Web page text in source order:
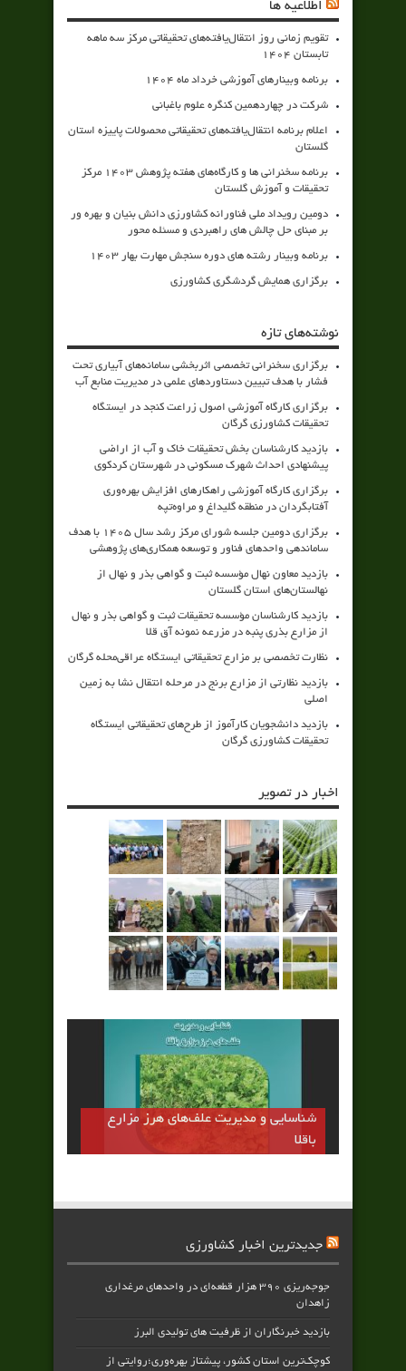
اطلاعیه ها
تقویم زمانی روز انتقال‌یافته‌های تحقیقاتی مرکز سه ماهه
تابستان 1404
برنامه وبینارهای آموزشی خرداد ماه 1404
شرکت در چهاردهمین کنگره علوم باغبانی
اعلام برنامه انتقال‌یافته‌های تحقیقاتی محصولات پاییزه استان
گلستان
برنامه سخنرانی ها و کارگاه‌های هفته پژوهش 1403 مرکز
تحقیقات و آموزش گلستان
دومین رویداد ملی فناورانه کشاورزی دانش بنیان و بهره ور
بر مبنای حل چالش های راهبردی و مسئله محور
برنامه وبینار رشته های دوره سنجش مهارت بهار 1403
برگزاری همایش گردشگری کشاورزی
نوشته‌های تازه
برگزاری سخنرانی تخصصی اثربخشی سامانه‌های آبیاری تحت
فشار با هدف تبیین دستاوردهای علمی در مدیریت منابع آب
برگزاری کارگاه آموزشی اصول زراعت کنجد در ایستگاه
تحقیقات کشاورزی گرگان
بازدید کارشناسان بخش تحقیقات خاک و آب از اراضی
پیشنهادی احداث شهرک مسکونی در شهرستان کردکوی
برگزاری کارگاه آموزشی راهکارهای افزایش بهره‌وری
آفتابگردان در منطقه گلیداغ و مراوه‌تپه
برگزاری دومین جلسه شورای مرکز رشد سال ۱۴۰۵ با هدف
ساماندهی واحدهای فناور و توسعه همکاری‌های پژوهشی
بازدید معاون نهال مؤسسه ثبت و گواهی بذر و نهال از
نهالستان‌های استان گلستان
بازدید کارشناسان مؤسسه تحقیقات ثبت و گواهی بذر و نهال
از مزارع بذری پنبه در مزرعه نمونه آق قلا
نظارت تخصصی بر مزارع تحقیقاتی ایستگاه عراقی‌محله گرگان
بازدید نظارتی از مزارع برنج در مرحله انتقال نشا به زمین
اصلی
بازدید دانشجویان کارآموز از طرح‌های تحقیقاتی ایستگاه
تحقیقات کشاورزی گرگان
اخبار در تصویر
شناسایی و مدیریت علف‌های هرز مزارع
باقلا
جدیدترین اخبار کشاورزی
جوجه‌ریزی ۳۹۰ هزار قطعه‌ای در واحدهای مرغداری
زاهدان
بازدید خبرنگاران از ظرفیت های تولیدی البرز
کوچک‌ترین استان کشور، پیشتاز بهره‌وری؛روایتی از